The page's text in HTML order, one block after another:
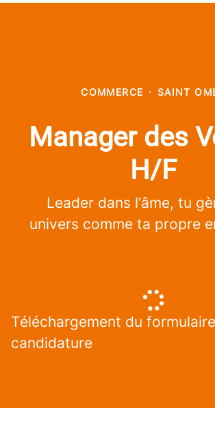
COMMERCE · SAINT
Manager des
H/F
Leader dans l’âme, tu
univers comme ta propre
Téléchargement du
candidature